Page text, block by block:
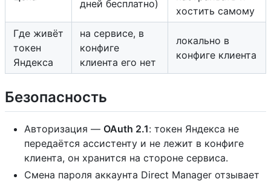
дней бесплатно)
хостить самому
Где живёт
токен
Яндекса
на сервисе, в
конфиге
клиента его нет
локально в
конфиге клиента
Безопасность
Авторизация — OAuth 2.1: токен Яндекса не
передаётся ассистенту и не лежит в конфиге
клиента, он хранится на стороне сервиса.
Смена пароля аккаунта Direct Manager отзывает